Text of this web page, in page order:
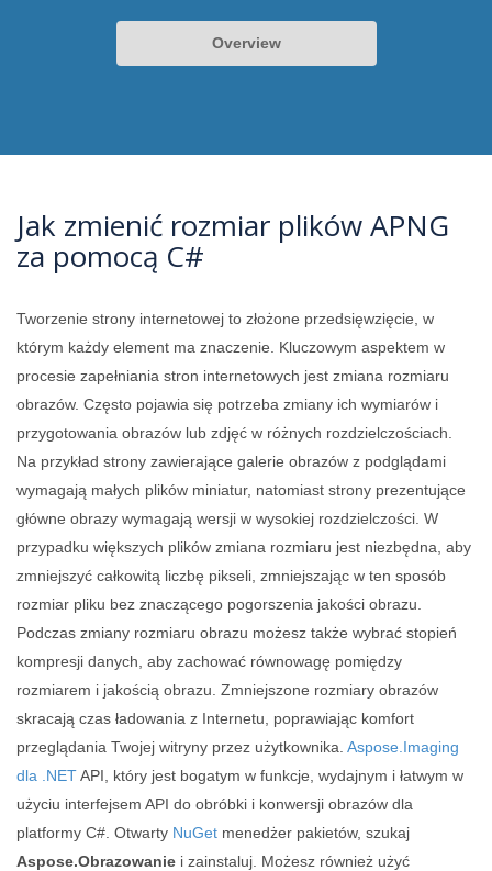
Overview
Jak zmienić rozmiar plików APNG
za pomocą C#
Tworzenie strony internetowej to złożone przedsięwzięcie, w
którym każdy element ma znaczenie. Kluczowym aspektem w
procesie zapełniania stron internetowych jest zmiana rozmiaru
obrazów. Często pojawia się potrzeba zmiany ich wymiarów i
przygotowania obrazów lub zdjęć w różnych rozdzielczościach.
Na przykład strony zawierające galerie obrazów z podglądami
wymagają małych plików miniatur, natomiast strony prezentujące
główne obrazy wymagają wersji w wysokiej rozdzielczości. W
przypadku większych plików zmiana rozmiaru jest niezbędna, aby
zmniejszyć całkowitą liczbę pikseli, zmniejszając w ten sposób
rozmiar pliku bez znaczącego pogorszenia jakości obrazu.
Podczas zmiany rozmiaru obrazu możesz także wybrać stopień
kompresji danych, aby zachować równowagę pomiędzy
rozmiarem i jakością obrazu. Zmniejszone rozmiary obrazów
skracają czas ładowania z Internetu, poprawiając komfort
przeglądania Twojej witryny przez użytkownika. Aspose.Imaging
dla .NETAPI, który jest bogatym w funkcje, wydajnym i łatwym w
użyciu interfejsem API do obróbki i konwersji obrazów dla
platformy C#. Otwarty NuGet menedżer pakietów, szukaj
Aspose.Obrazowanie i zainstaluj. Możesz również użyć